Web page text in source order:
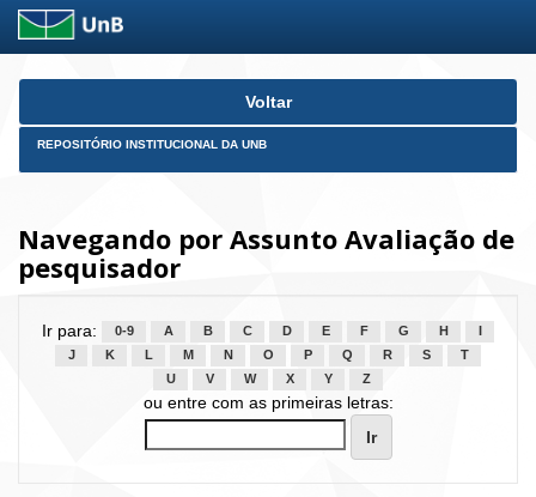
Skip
Voltar
REPOSITÓRIO INSTITUCIONAL DA UNB
Navegando por Assunto Avaliação de
pesquisador
Ir para: 0-9 A B C D E F G H
J
K L M N O P Q R S
T
U
V W X Y Z
ou entre com as primeiras letras: